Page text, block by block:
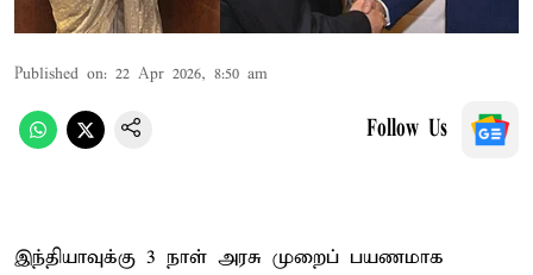
Published on: 22 Apr 2026, 8:50 am
Follow Us
இந்தியாவுக்கு 3 நாள் அரசு முறைப் பயணமாக